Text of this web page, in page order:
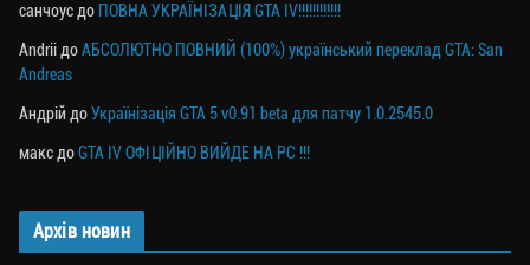
санчоус до ПОВНА УКРАЇНІЗАЦІЯ GTA IV!!!!!!!!!!!!
Andrii доАБСОЛЮТНО ПОВНИЙ (100%) український переклад GTA: San
Andreas
Андрій доУкраїнізація GTA 5 v0.91 beta для патчу 1.0.2545.0
макс доGTA IV ОФІЦІЙНО ВИЙДЕ НА PC !!!
Архів новин